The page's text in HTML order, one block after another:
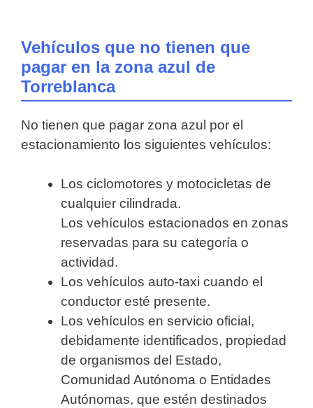
Vehículos que no tienen que
pagar en la zona azul de
Torreblanca
No tienen que pagar zona azul por el
estacionamiento los siguientes vehículos:
Los ciclomotores y motocicletas de
cualquier cilindrada.
Los vehículos estacionados en zonas
reservadas para su categoría o
actividad.
Los vehículos auto-taxi cuando el
conductor esté presente.
Los vehículos en servicio oficial,
debidamente identificados, propiedad
de organismos del Estado,
Comunidad Autónoma o Entidades
Autónomas, que estén destinados